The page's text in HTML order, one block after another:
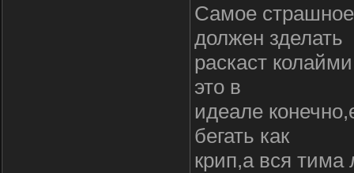
Самое страшное
должен зделать
раскаст
это в
идеале
бегать как
крип,а вся тима